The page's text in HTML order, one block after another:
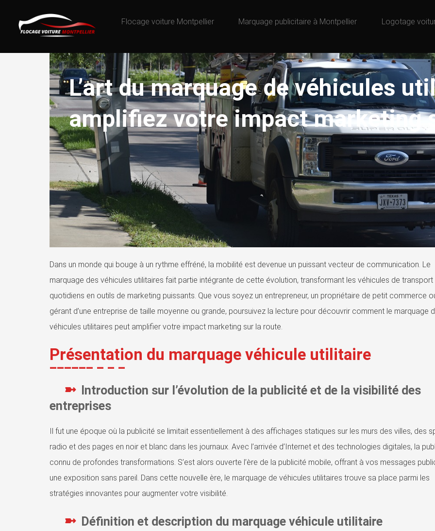
Flocage voiture Montpellier Marquage publicitaire à Montpellier Logotage
L’art du marquage de véhicules
amplifiez votre impact marketing
Dans un monde qui bouge à un rythme effréné, la mobilité est devenue un puissant vecteur de communication. Le
marquage des véhicules utilitaires fait partie intégrante de cette évolution, transformant les véhicules de transport
quotidiens en outils de marketing puissants. Que vous soyez un entrepreneur, un propriétaire de petit commerce
gérant d’une entreprise de taille moyenne ou grande, poursuivez la lecture pour découvrir comment le marquage
véhicules utilitaires peut amplifier votre impact marketing sur la route.
Présentation du marquage véhicule utilitaire
Introduction sur l’évolution de la publicité et de la visibilité des
entreprises
Il fut une époque où la publicité se limitait essentiellement à des affichages statiques sur les murs des villes, des
radio et des pages en noir et blanc dans les journaux. Avec l’arrivée d’Internet et des technologies digitales, la
connu de profondes transformations. S’est alors ouverte l’ère de la publicité mobile, offrant à vos messages
une exposition sans pareil. Dans cette nouvelle ère, le marquage de véhicules utilitaires trouve sa place parmi les
stratégies innovantes pour augmenter votre visibilité.
Définition et description du marquage véhicule utilitaire